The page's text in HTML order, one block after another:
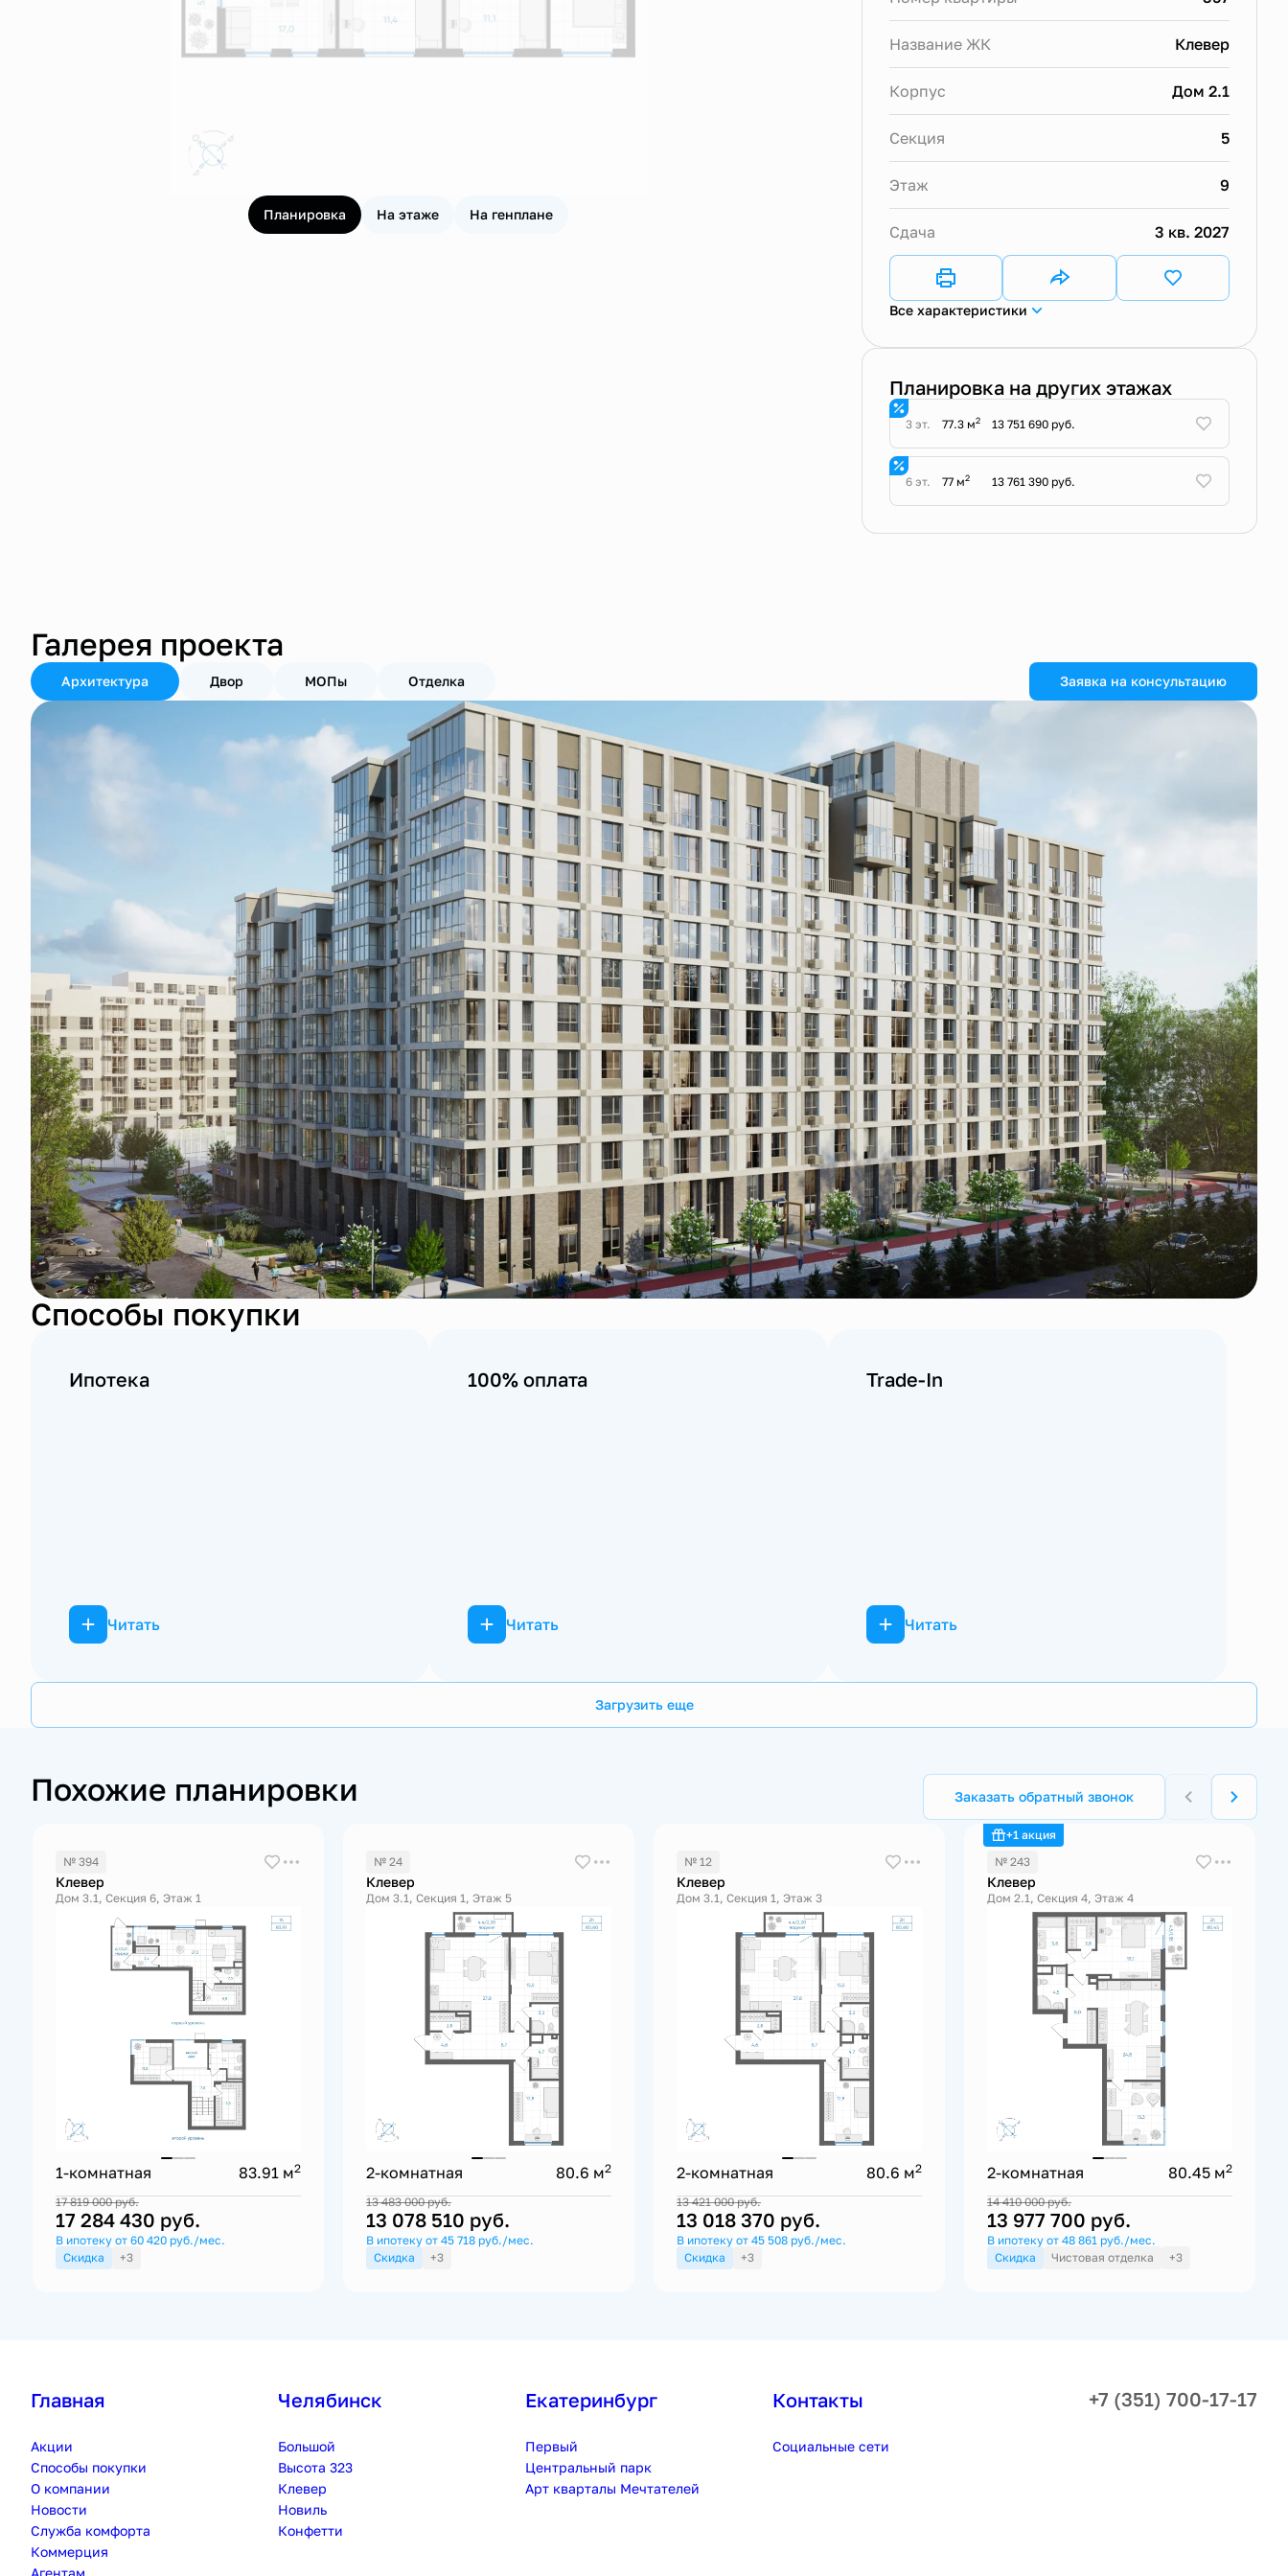
Планировка На этаже На генплане
Название ЖК Клевер
Корпус Дом 2.1
Секция 5
Этаж 9
Сдача 3 кв. 2027
Все характеристики
Планировка на других этажах
3 эт. 77.3 м2 13 751 690 руб.
6 эт. 77 м2 13 761 390 руб.
Галерея проекта
Архитектура Двор МОПы Отделка Заявка на консультацию
Способы покупки
Ипотека
Читать
100% оплата
Читать
Trade-In
Читать
Загрузить еще
Похожие планировки Заказать обратный звонок
№ 394
Клевер
Дом 3.1, Секция 6, Этаж 1
1-комнатная 83.91 м2
17 819 000руб.
17 284 430 руб.
В ипотеку от 60 420 руб./мес.
Скидка
+3
№ 24
Клевер
Дом 3.1, Секция 1, Этаж 5
2-комнатная 80.6 м2
13 483 000руб.
13 078 510 руб.
В ипотеку от 45 718 руб./мес.
Скидка
+3
№ 12
Клевер
Дом 3.1, Секция 1, Этаж 3
2-комнатная 80.6 м2
13 421 000руб.
13 018 370 руб.
В ипотеку от 45 508 руб./мес.
Скидка
+3
+1 акция
№ 243
Клевер
Дом 2.1, Секция 4, Этаж 4
2-комнатная 80.45 м2
14 410 000руб.
13 977 700 руб.
В ипотеку от 48 861 руб./мес.
Скидка
Чистовая отделка +3
Главная
Акции
Способы покупки
О компании
Новости
Служба комфорта
Коммерция
Агентам
Челябинск
Большой
Высота 323
Клевер
Новиль
Конфетти
Екатеринбург
Первый
Центральный парк
Арт кварталы Мечтателей
Контакты
Социальные сети
+7 (351) 700-17-17